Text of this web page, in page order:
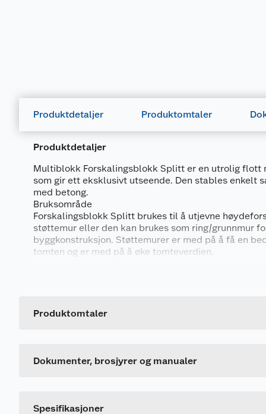
Produktdetaljer Produktomtaler
Produktdetaljer
Multiblokk Forskalingsblokk Splitt er en utrolig flott
som gir ett eksklusivt utseende. Den stables enkelt
med betong.
Bruksområde
Forskalingsblokk Splitt brukes til å utjevne
støttemur eller den kan brukes som ring/grunnmur
byggkonstruksjon. Støttemurer er med på å få en
tomten og er med på å øke tomteverdien.
Holdbar
Produktomtaler
Dokumenter, brosjyrer og manualer
Produktdatablad
728888_7071909000081_.pdf
Spesifikasjoner
Leverandørens artikkelnummer